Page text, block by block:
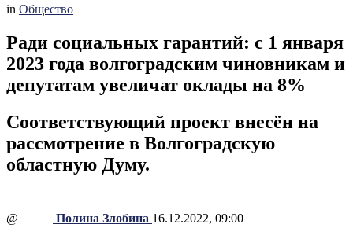
in Общество
Ради социальных гарантий: с 1 января
2023 года волгоградским чиновникам и
депутатам увеличат оклады на 8%
Соответствующий проект внесён на
рассмотрение в Волгоградскую
областную Думу.
@ Полина Злобина 16.12.2022, 09:00